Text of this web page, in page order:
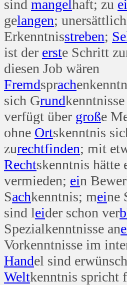
sind mangel haft; zu ei
gelangen;
Erkenntnisstreben;
ist der erste Schritt
diesen Job wären
Fremdsprach
sich Grundkenntnisse
verfügt über große
ohne Ortskenntnis
zurechtfinden; mit
Rechtskenntnis hätte
vermieden; ein
Sachkenntnis; meine
sind leider schon ver
Spezialkenntnisse an
Vorkenntnisse im
Handel sind
Weltkenntnis spricht